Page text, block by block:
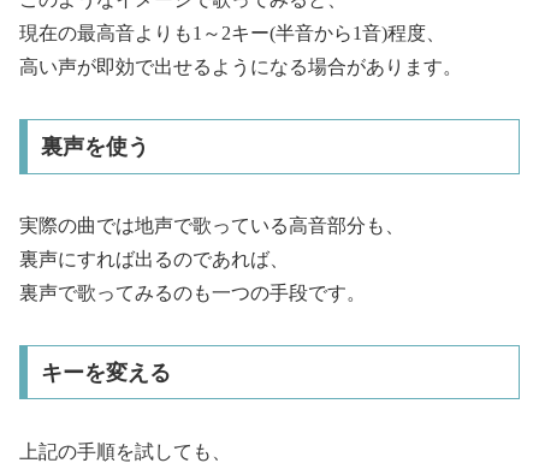
現在の最高音よりも1～2キー(半音から1音)程度、
高い声が即効で出せるようになる場合があります。
裏声を使う
実際の曲では地声で歌っている高音部分も、
裏声にすれば出るのであれば、
裏声で歌ってみるのも一つの手段です。
キーを変える
上記の手順を試しても、